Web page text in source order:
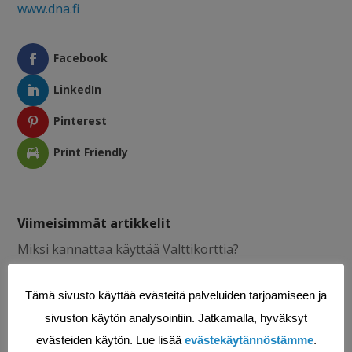
www.dna.fi
Facebook
LinkedIn
Pinterest
Print Friendly
Viimeisimmät artikkelit
Miksi kannattaa käyttää Valttikorttia?
tärkeä?
Työajanseuranta: avain sujuvaan ja kannattavaan
projektiin
Tämä sivusto käyttää evästeitä palveluiden tarjoamiseen ja
sivuston käytön analysointiin. Jatkamalla, hyväksyt
evästeiden käytön. Lue lisää evästekäytännöstämme.